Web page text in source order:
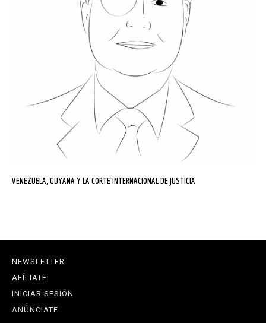
VENEZUELA, GUYANA Y LA CORTE INTERNACIONAL DE JUSTICIA
NEWSLETTER
AFÍLIATE
INICIAR SESIÓN
ANÚNCIATE